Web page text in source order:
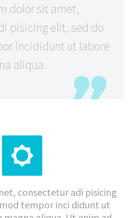
dolor sit amet,
pisicing elit, sed do
incididunt ut labore
aliqua.


consectetur adi pisicing
tempor inci didunt ut